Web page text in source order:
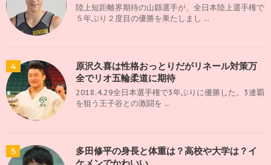
陸上短距離界期待の山縣選手が、全日本陸上選手権で
５年ぶり２度目の優勝を果たしまし ...
4
原沢久喜は性格おっとりだがリネール対策万
全でリオ五輪柔道に期待
2018.4.29全日本選手権で3年ぶりに優勝した。3連覇
を狙う王子谷との激闘を ...
5
多田修平の身長と体重は？高校や大学は？イ